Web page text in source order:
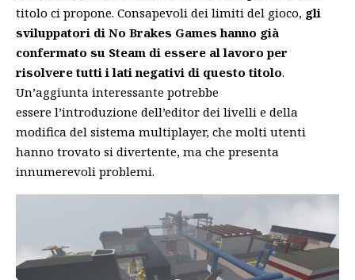
titolo ci propone. Consapevoli dei limiti del gioco, gli
sviluppatori di No Brakes Games hanno già
confermato su Steam di essere al lavoro per
risolvere tutti i lati negativi di questo titolo.
Un’aggiunta interessante potrebbe
essere l’introduzione dell’editor dei livelli e della
modifica del sistema multiplayer, che molti utenti
hanno trovato si divertente, ma che presenta
innumerevoli problemi.